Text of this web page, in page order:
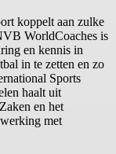
koppelt aan zulke
WorldCoaches is
en kennis in
in te zetten en zo
Sports
haalt uit
en het
met